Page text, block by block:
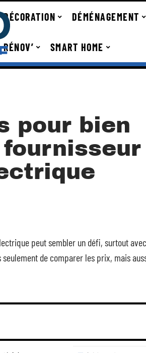
DÉCORATION DÉMÉNAGEMENT
RÉNOV’ SMART HOME
pour bien
peut sembler un défi, surtout
de comparer les prix, mais